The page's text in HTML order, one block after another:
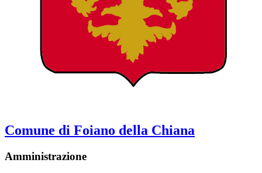
Comune di Foiano della Chiana
Amministrazione